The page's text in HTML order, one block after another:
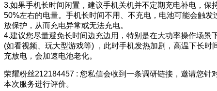
3.如果手机长时间闲置，建议手机关机并不定期充电补电，保
50%左右的电量。手机长时间不用、不充电，电池可能会触发
放保护，从而充电异常或无法充电。
4.建议您尽量避免长时间边充边用，特别是在大功率操作场景
(如看视频、玩大型游戏等) ，此时手机发热加剧，高温下长时
充放电，会加速电池老化。
荣耀粉丝212184457 : 您私信会收到一条调研链接，邀请您针
本次服务进行评价。